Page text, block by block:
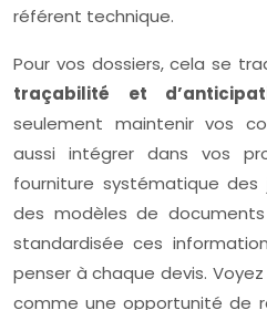
référent technique.
Pour vos dossiers, cela se
traçabilité et
seulement maintenir vos
aussi intégrer dans vos
fourniture systématique des
des modèles de
standardisée ces
penser à chaque devis.
comme une opportunité de